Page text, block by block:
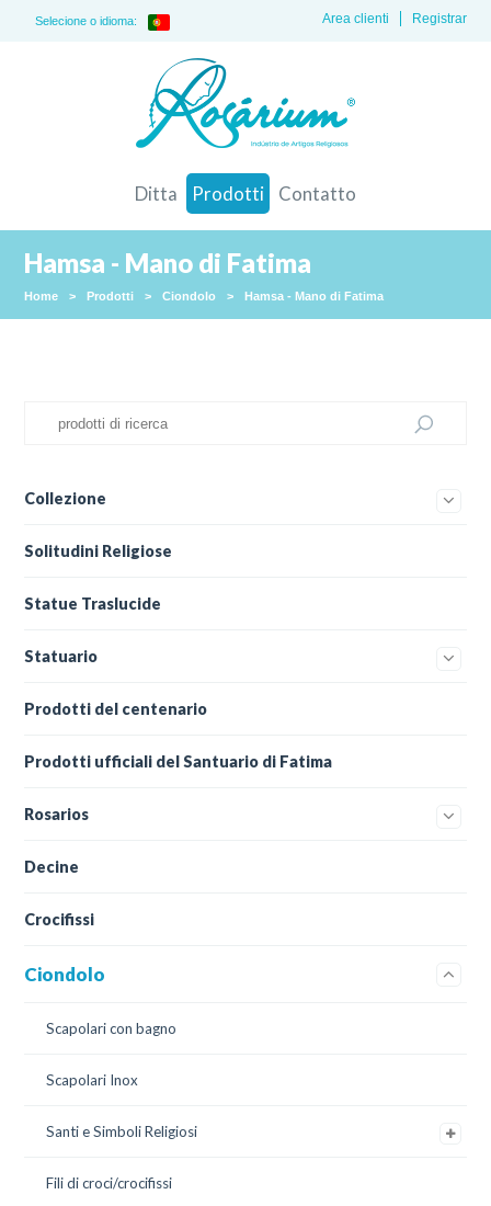
Selecione o idioma: Registrar
Area clienti
Ditta Prodotti Contatto
Hamsa - Mano di Fatima
Home > Prodotti > Ciondolo > Hamsa - Mano di Fatima
Collezione
Solitudini Religiose
Statue Traslucide
Statuario
Prodotti del centenario
Prodotti ufficiali del Santuario di Fatima
Rosarios
Decine
Crocifissi
Ciondolo
Scapolari con bagno
Scapolari Inox
Santi e Simboli Religiosi
Fili di croci/crocifissi